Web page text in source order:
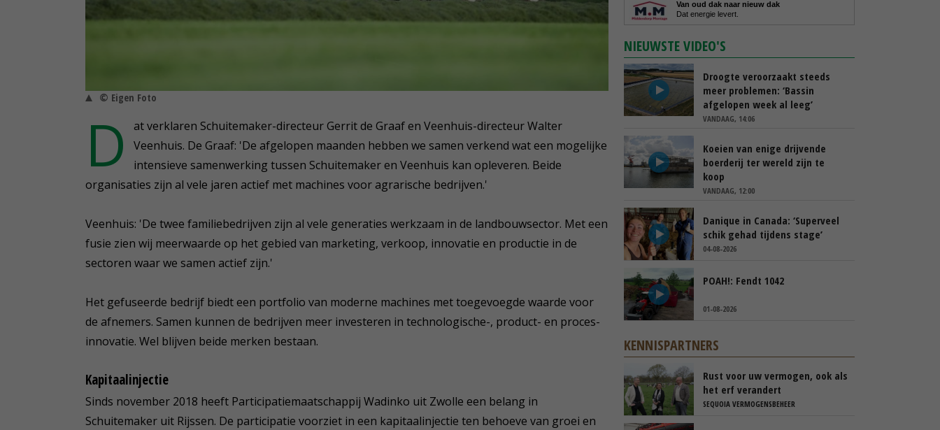
© Eigen Foto
D
at verklaren Schuitemaker-directeur Gerrit de Graaf en Veenhuis-directeur Walter
Veenhuis. De Graaf: 'De afgelopen maanden hebben we samen verkend wat een mogelijke
intensieve samenwerking tussen Schuitemaker en Veenhuis kan opleveren. Beide
organisaties zijn al vele jaren actief met machines voor agrarische bedrijven.'
Veenhuis: 'De twee familiebedrijven zijn al vele generaties werkzaam in de landbouwsector. Met een
fusie zien wij meerwaarde op het gebied van marketing, verkoop, innovatie en productie in de
sectoren waar we samen actief zijn.'
Het gefuseerde bedrijf biedt een portfolio van moderne machines met toegevoegde waarde voor
de afnemers. Samen kunnen de bedrijven meer investeren in technologische-, product- en proces-
innovatie. Wel blijven beide merken bestaan.
Kapitaalinjectie
Sinds november 2018 heeft Participatiemaatschappij Wadinko uit Zwolle een belang in
Schuitemaker uit Rijssen. De participatie voorziet in een kapitaalinjectie ten behoeve van groei en
Van oud dak naar nieuw dak
Dat energie levert.
NIEUWSTE VIDEO'S
Droogte veroorzaakt steeds
meer problemen: ‘Bassin
afgelopen week al leeg’
VANDAAG, 14:06
Koeien van enige drijvende
boerderij ter wereld zijn te
koop
VANDAAG, 12:00
Danique in Canada: ‘Superveel
schik gehad tijdens stage’
04-08-2026
POAH!: Fendt 1042
01-08-2026
KENNISPARTNERS
Rust voor uw vermogen, ook als
het erf verandert
SEQUOIA VERMOGENSBEHEER